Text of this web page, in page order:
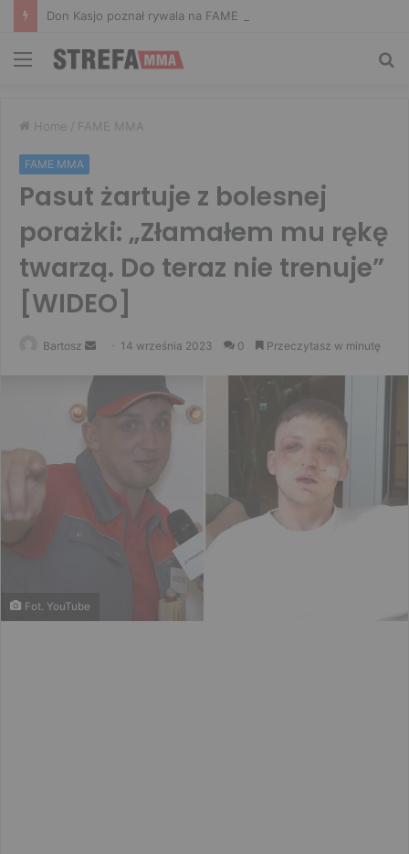
Menu
Home / FAME MMA
FAME MMA
Pasut żartuje z bolesnej
porażki: „Złamałem mu rękę
twarzą. Do teraz nie trenuje”
[WIDEO]
Bartosz
Send 14 września 2023 0 Przeczytasz w minutę
Fot. YouTube